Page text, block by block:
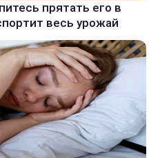
прятать его в
весь урожай